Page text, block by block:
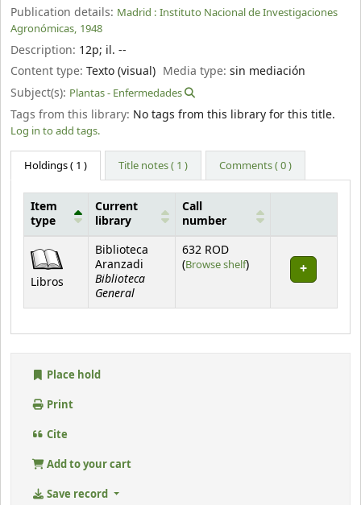
Publication details: Madrid : Instituto Nacional de Investigaciones
Agronómicas, 1948
Description: 12p; il. --
Content type: Texto (visual) Media type:sin mediación
Subject(s): Plantas - Enfermedades
Tags from this library: No tags from this library for this title.
Log in to add tags.
Holdings( 1 ) Title notes ( 1 ) Comments ( 0 )
Item
type
Current
library
Call
number
Libros
Biblioteca
Aranzadi
Biblioteca
General
632 ROD
(Browse shelf(Opens below)
)
Place hold
Print
Cite
Add to your cart
Save record